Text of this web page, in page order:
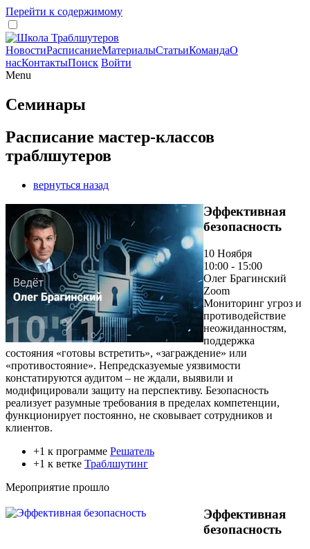
Перейти к содержимому
НовостиРасписаниеМатериалыСтатьиКомандаО
насКонтактыПоиск Войти
Menu
Семинары
Расписание мастер-классов
траблшутеров
вернуться назад
Эффективная
безопасность
10 Ноября
10:00 - 15:00
Олег Брагинский
Zoom
Мониторинг угроз и
противодействие
неожиданностям,
поддержка
состояния «готовы встретить», «заграждение» или
«противостояние». Непредсказуемые уязвимости
констатируются аудитом – не ждали, выявили и
модифицировали защиту на перспективу. Безопасность
реализует разумные требования в пределах компетенции,
функционирует постоянно, не сковывает сотрудников и
клиентов.
+1 к программе Решатель
+1 к ветке Траблшутинг
Мероприятие прошло
Эффективная
безопасность